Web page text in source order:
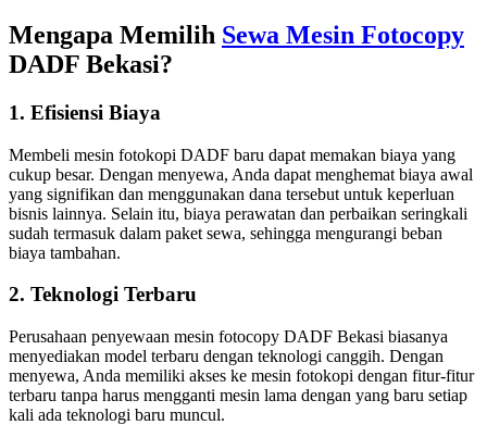
Mengapa Memilih Sewa Mesin Fotocopy
DADF Bekasi?
1. Efisiensi Biaya
Membeli mesin fotokopi DADF baru dapat memakan biaya yang
cukup besar. Dengan menyewa, Anda dapat menghemat biaya awal
yang signifikan dan menggunakan dana tersebut untuk keperluan
bisnis lainnya. Selain itu, biaya perawatan dan perbaikan seringkali
sudah termasuk dalam paket sewa, sehingga mengurangi beban
biaya tambahan.
2. Teknologi Terbaru
Perusahaan penyewaan mesin fotocopy DADF Bekasi biasanya
menyediakan model terbaru dengan teknologi canggih. Dengan
menyewa, Anda memiliki akses ke mesin fotokopi dengan fitur-fitur
terbaru tanpa harus mengganti mesin lama dengan yang baru setiap
kali ada teknologi baru muncul.